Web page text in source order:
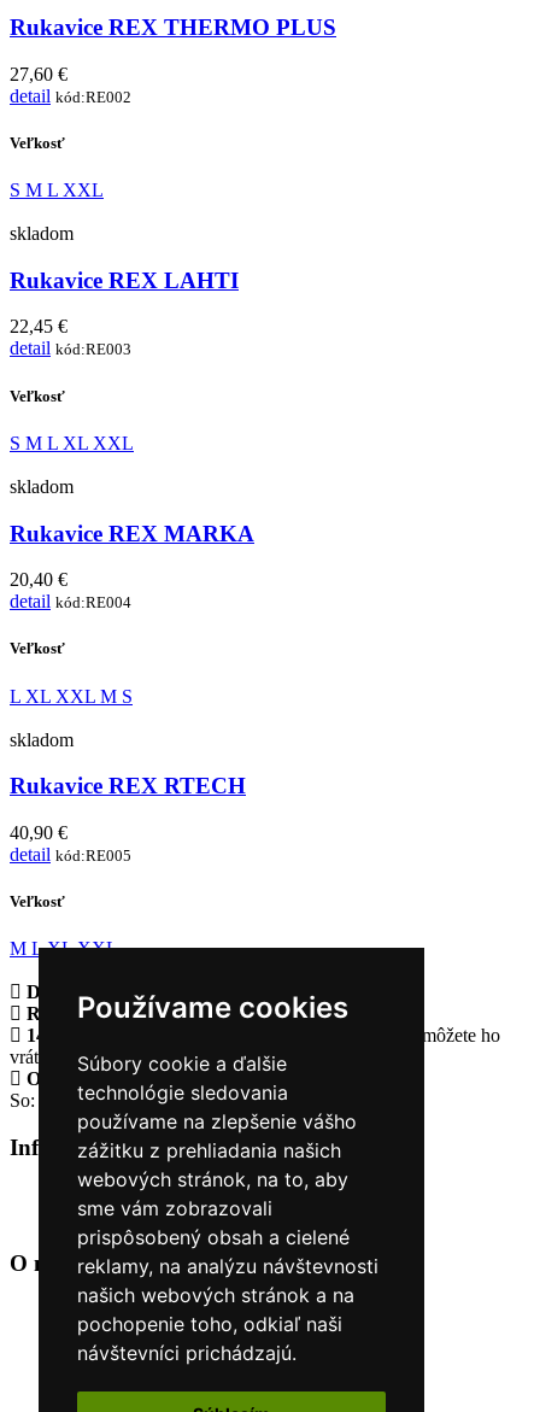
Používame cookies
Súbory cookie a ďalšie
technológie sledovania
používame na zlepšenie vášho
zážitku z prehliadania našich
webových stránok, na to, aby
sme vám zobrazovali
prispôsobený obsah a cielené
reklamy, na analýzu návštevnosti
našich webových stránok a na
pochopenie toho, odkiaľ naši
návštevníci prichádzajú.
Rukavice REX THERMO PLUS
27,60 €
detail kód:RE002
Veľkosť
S M L XXL
skladom
Rukavice REX LAHTI
22,45 €
detail kód:RE003
Veľkosť
S M L XL XXL
skladom
Rukavice REX MARKA
20,40 €
detail kód:RE004
Veľkosť
L XL XXL M S
skladom
Rukavice REX RTECH
40,90 €
detail kód:RE005
Veľkosť
M LXLXXL
Doprava zadarmo
pri objednávke nad 230€
Rýchle dodanieTovar Vám odošleme do 24 hodín
14 Dní na vrátenie tovaru
Ak Vám tovar nesadne, môžete ho
vrátiť
Otvorené celý týždeň
Po - pia: 8:30 - 16:30
So: 9:00 - 12:00
Informácie+
O nás
Kontakt
O nás +
Úvod
Obchodné podmienky
Nákup na splátky cez Quatro